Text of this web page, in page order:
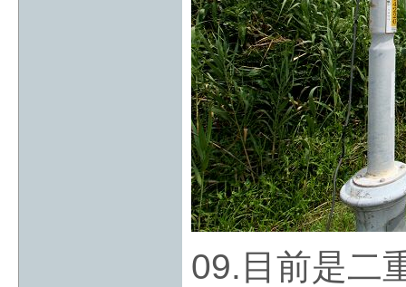
09.目前是二